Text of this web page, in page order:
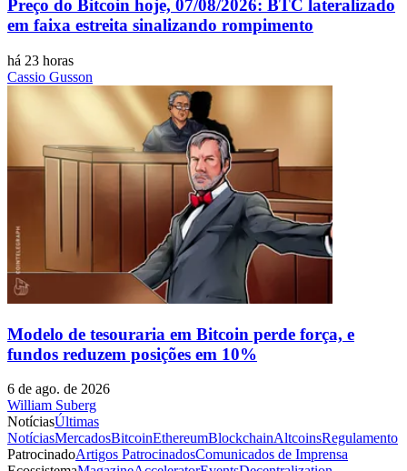
Preço do Bitcoin hoje, 07/08/2026: BTC lateralizado
em faixa estreita sinalizando rompimento
há 23 horas
Cassio Gusson
Modelo de tesouraria em Bitcoin perde força, e
fundos reduzem posições em 10%
6 de ago. de 2026
William Suberg
NotíciasÚltimas
NotíciasMercadosBitcoinEthereumBlockchainAltcoinsRegulamento
PatrocinadoArtigos PatrocinadosComunicados de Imprensa